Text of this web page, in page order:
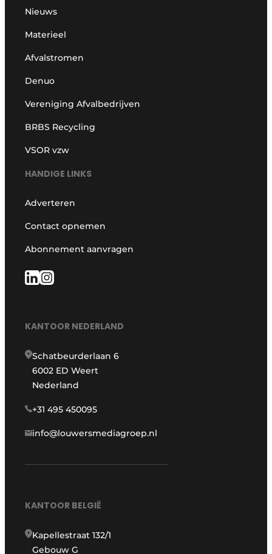
Nieuws
Materieel
Afvalstromen
Denuo
Vereniging Afvalbedrijven
BRBS Recycling
VSOR vzw
HANDIGE LINKS
Adverteren
Contact opnemen
Abonnement aanvragen
KANTOOR NEDERLAND
Schatbeurderlaan 6
6002 ED Weert
Nederland
+31 495 450095
info@louwersmediagroep.nl
KANTOOR BELGIË
Kapellestraat 132/1
Gebouw G